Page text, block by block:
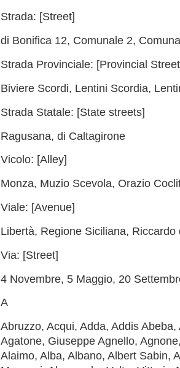
Strada: [Street]
di Bonifica 12, Comunale 2,
Strada Provinciale: [Provincial
Biviere Scordi, Lentini Scordia,
Strada Statale: [State streets]
Ragusana, di Caltagirone
Vicolo: [Alley]
Monza, Muzio Scevola, Orazio
Viale: [Avenue]
Libertà, Regione Siciliana, Riccardo
Via: [Street]
4 Novembre, 5 Maggio, 20
A
Abruzzo, Acqui, Adda, Addis
Agatone, Giuseppe Agnello,
Alaimo, Alba, Albano, Albert Sabin,